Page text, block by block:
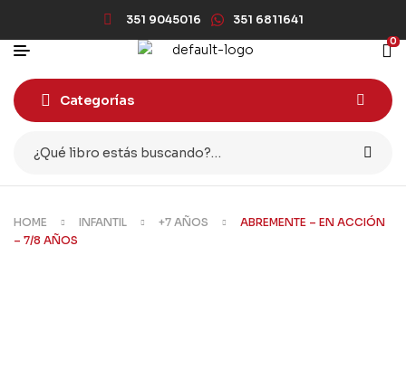
351 9045016 351 6811641
0
Categorías
HOME INFANTIL +7 AÑOS
ABREMENTE – EN ACCIÓN
– 7/8 AÑOS